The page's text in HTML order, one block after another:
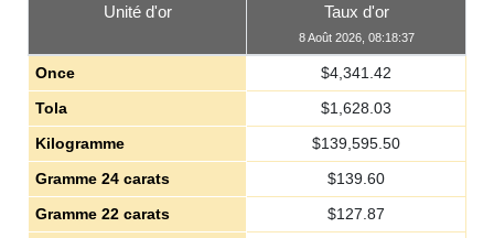
Unité d'or Taux d'or
8 Août 2026, 08:18:37
Once $4,341.42
Tola
$1,628.03
Kilogramme
$139,595.50
Gramme 24 carats
$139.60
Gramme 22 carats
$127.87